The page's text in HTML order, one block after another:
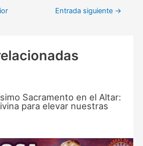
Entrada siguiente →
Sacramento en el Altar:
para elevar nuestras